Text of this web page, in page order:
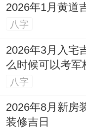
二月（辛卯月）
现，工作中有
小试投资，但
三月（壬辰月
热化，保持低
2026年1月黄道
八字
2026年3月入宅
么时候可以考军
八字
2026年8月新房
装修吉日